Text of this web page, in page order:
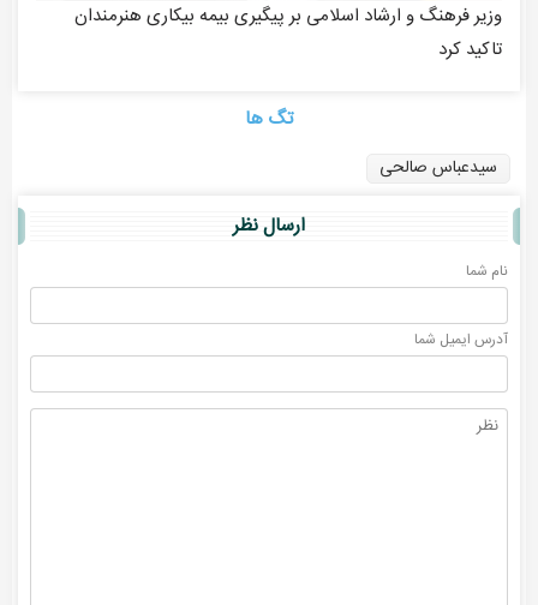
وزیر فرهنگ و ارشاد اسلامی بر پیگیری بیمه بیکاری هنرمندان
تاکید کرد
تگ ها
سیدعباس صالحی
ارسال نظر
نام شما
آدرس ايميل شما